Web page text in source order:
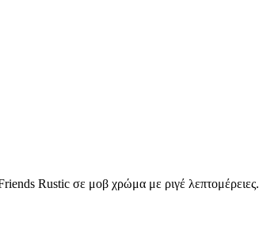
Rustic σε μοβ χρώμα με ριγέ λεπτομέρειες.